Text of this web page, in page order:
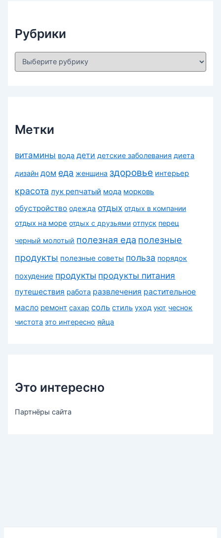
Рубрики
Р
Метки
витамины вода дети детские заболевания диета
дизайн дом еда женщина здоровье интерьер
красота лук репчатый мода морковь
обустройство одежда отдых отдых в компании
отдых на море отдых с друзьями отпуск перец
черный молотый полезная еда полезные
продукты полезные советы польза порядок
похудение продукты продукты питания
путешествия работа развлечения растительное
масло ремонт сахар соль стиль уход уют чеснок
чистота это интересно яйца
Это интересно
Партнёры сайта